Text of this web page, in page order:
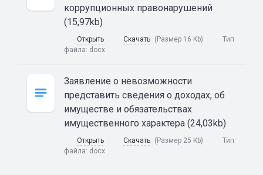
коррупционных правонарушений
(15,97kb)
Открыть Скачать (Размер 16 Kb)
Тип
файла: docx
Заявление о невозможности
представить сведения о доходах, об
имуществе и обязательствах
имущественного характера (24,03kb)
Открыть Скачать (Размер 25 Kb)
Тип
файла: docx